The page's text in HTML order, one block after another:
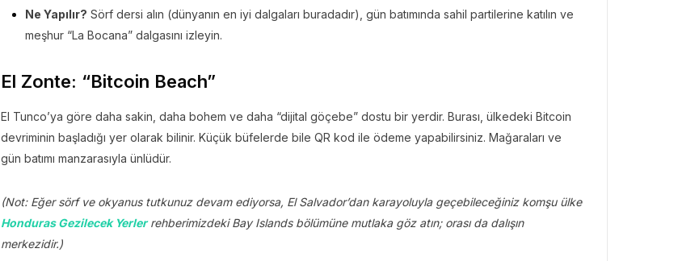
Ne Yapılır? Sörf dersi alın (dünyanın en iyi dalgaları buradadır), gün batımında sahil partilerine katılın ve
meşhur “La Bocana” dalgasını izleyin.
El Zonte: “Bitcoin Beach”
El Tunco’ya göre daha sakin, daha bohem ve daha “dijital göçebe” dostu bir yerdir. Burası, ülkedeki Bitcoin
devriminin başladığı yer olarak bilinir. Küçük büfelerde bile QR kod ile ödeme yapabilirsiniz. Mağaraları ve
gün batımı manzarasıyla ünlüdür.
(Not: Eğer sörf ve okyanus tutkunuz devam ediyorsa, El Salvador’dan karayoluyla geçebileceğiniz komşu ülke
Honduras Gezilecek Yerlerrehberimizdeki Bay Islands bölümüne mutlaka göz atın; orası da dalışın
merkezidir.)